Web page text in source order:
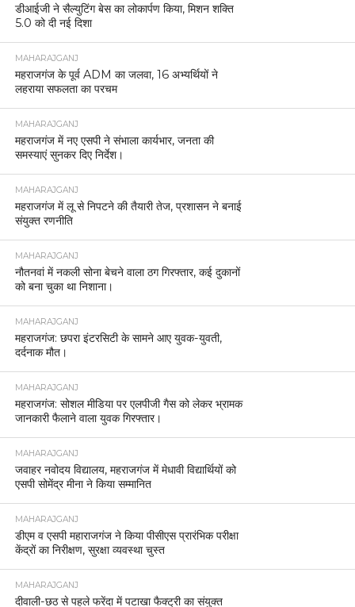
डीआईजी ने सैल्युटिंग बेस का लोकार्पण किया, मिशन शक्ति
5.0 को दी नई दिशा
MAHARAJGANJ
महराजगंज के पूर्व ADM का जलवा, 16 अभ्यर्थियों ने
लहराया सफलता का परचम
MAHARAJGANJ
महराजगंज में नए एसपी ने संभाला कार्यभार, जनता की
समस्याएं सुनकर दिए निर्देश।
MAHARAJGANJ
महराजगंज में लू से निपटने की तैयारी तेज, प्रशासन ने बनाई
संयुक्त रणनीति
MAHARAJGANJ
नौतनवां में नकली सोना बेचने वाला ठग गिरफ्तार, कई दुकानों
को बना चुका था निशाना।
MAHARAJGANJ
महराजगंज: छपरा इंटरसिटी के सामने आए युवक-युवती,
दर्दनाक मौत।
MAHARAJGANJ
महराजगंज: सोशल मीडिया पर एलपीजी गैस को लेकर भ्रामक
जानकारी फैलाने वाला युवक गिरफ्तार।
MAHARAJGANJ
जवाहर नवोदय विद्यालय, महराजगंज में मेधावी विद्यार्थियों को
एसपी सोमेंद्र मीना ने किया सम्मानित
MAHARAJGANJ
डीएम व एसपी महाराजगंज ने किया पीसीएस प्रारंभिक परीक्षा
केंद्रों का निरीक्षण, सुरक्षा व्यवस्था चुस्त
MAHARAJGANJ
दीवाली-छठ से पहले फरेंदा में पटाखा फैक्ट्री का संयुक्त